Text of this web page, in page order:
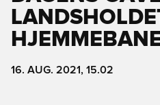
16. AUG. 2021, 15.02